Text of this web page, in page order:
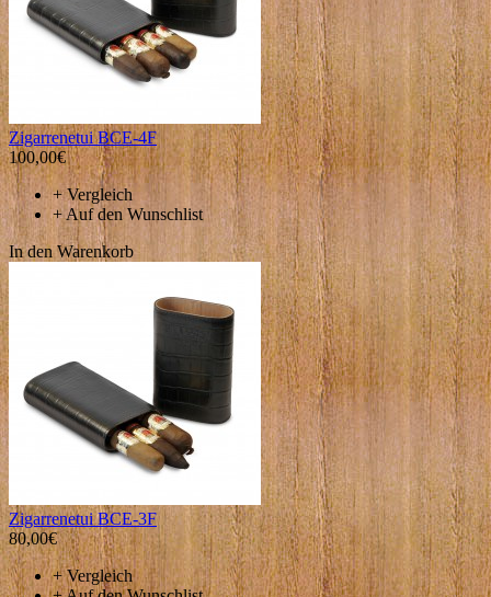
Zigarrenetui BCE-4F
100,00€
+Vergleich
+Auf den Wunschlist
In den Warenkorb
Zigarrenetui BCE-3F
80,00€
+Vergleich